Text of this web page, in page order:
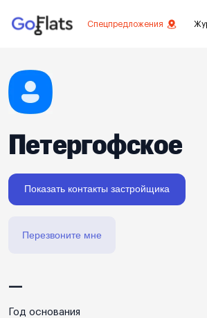
Спецпредложения
Петергофское
Показать контакты застройщика
Перезвоните мне
—
Год основания